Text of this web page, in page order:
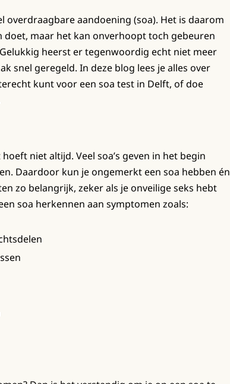
overdraagbare aandoening (soa). Het is daarom
maar het kan onverhoopt toch gebeuren
heerst er tegenwoordig echt niet meer
snel geregeld. In deze blog lees je alles over
kunt voor een soa test in Delft, of doe
niet altijd. Veel soa’s geven in het begin
Daardoor kun je ongemerkt een soa hebben én
zo belangrijk, zeker als je onveilige seks hebt
soa herkennen aan symptomen zoals: